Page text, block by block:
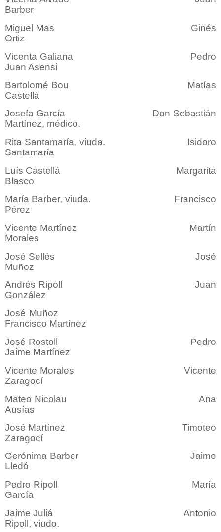
Barber
Miguel Mas Ginés
Ortiz
Vicenta Galiana Pedro
Juan Asensi
Bartolomé Bou Matías
Castellá
Josefa García Don Sebastián
Martínez, médico.
Rita Santamaría, viuda. Isidoro
Santamaría
Luís Castellá Margarita
Blasco
María Barber, viuda. Francisco
Pérez
Vicente Martínez Martín
Morales
José Sellés José
Muñoz
Andrés Ripoll Juan
González
José Muñoz
Francisco Martínez
José Rostoll Pedro
Jaime Martínez
Vicente Morales Vicente
Zaragocí
Mateo Nicolau Ana
Ausías
José Martínez Timoteo
Zaragocí
Gerónima Barber Jaime
Lledó
Pedro Ripoll María
García
Jaime Juliá Antonio
Ripoll, viudo.